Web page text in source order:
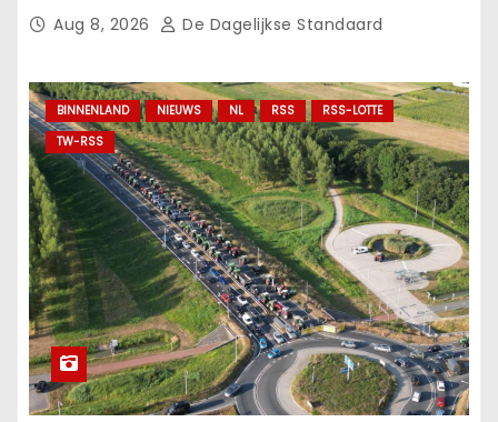
Aug 8, 2026 De Dagelijkse Standaard
BINNENLAND NIEUWS NL RSS
RSS-LOTTE
TW-RSS